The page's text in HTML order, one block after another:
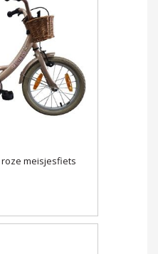
roze meisjesfiets